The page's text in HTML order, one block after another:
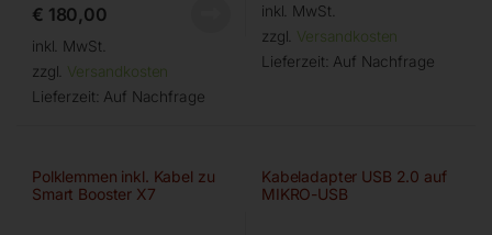
€ 180,00
inkl. MwSt.
zzgl. Versandkosten
Lieferzeit: Auf Nachfrage
inkl. MwSt.
zzgl. Versandkosten
Lieferzeit: Auf Nachfrage
Polklemmen inkl. Kabel zu
Smart Booster X7
Kabeladapter USB 2.0 auf
MIKRO-USB